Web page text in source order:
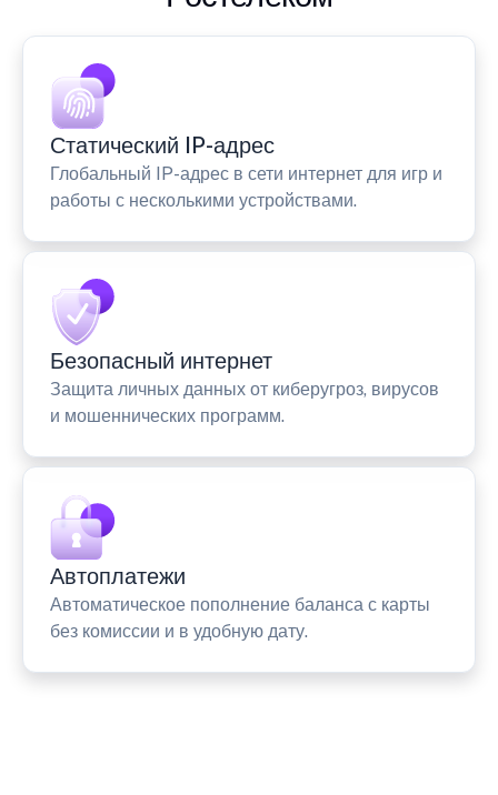
Статический IP-адрес
Глобальный IP-адрес в сети интернет для игр и
работы с несколькими устройствами.
Безопасный интернет
Защита личных данных от киберугроз, вирусов
и мошеннических программ.
Автоплатежи
Автоматическое пополнение баланса с карты
без комиссии и в удобную дату.